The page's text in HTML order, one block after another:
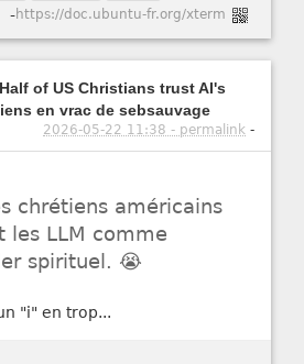
-https://doc.ubuntu-fr.org/xterm
of US Christians trust AI's
en vrac de sebsauvage
2026-05-22 11:38 - permalink -
chrétiens américains
les LLM comme
spirituel. 😭
"i" en trop...